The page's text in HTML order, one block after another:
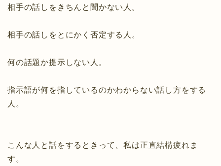
相手の話しをきちんと聞かない人。
相手の話しをとにかく否定する人。
何の話題か提示しない人。
指示語が何を指しているのかわからない話し方をする
人。
こんな人と話をするときって、私は正直結構疲れま
す。